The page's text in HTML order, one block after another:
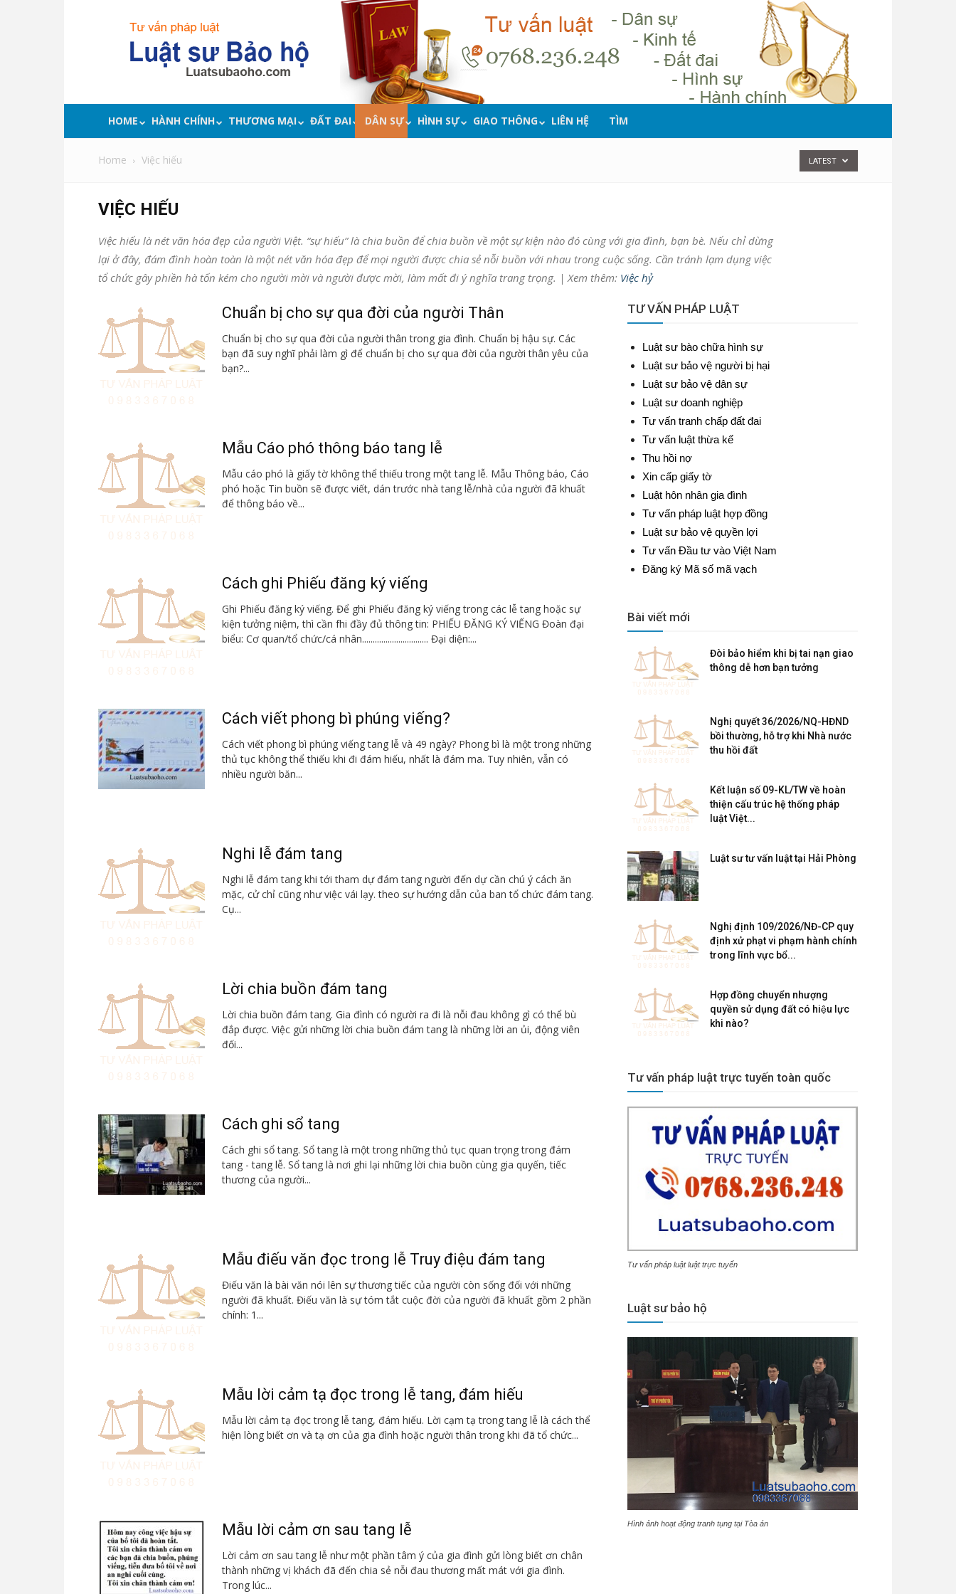
Luật
bảo
lợi,
tư
luật
HOME HÀNH CHÍNH THƯƠNG MẠI ĐẤT ĐAI DÂN SỰ HÌNH SỰ GIAO THÔNG LIÊN HỆ TÌM
Home Việc hiếu LATEST
VIỆC HIẾU
Việc hiếu là nét văn hóa đẹp của người Việt. “sự hiếu” là chia buồn để chia buồn về một sự kiện nào đó cùng với gia đình, bạn bè. Nếu chỉ dừng
lại ở đây, đám đình hoàn toàn là một nét văn hóa đẹp để mọi người được chia sẻ nỗi buồn với nhau trong cuộc sống. Cần tránh lạm dụng việc
tổ chức gây phiền hà tốn kém cho người mời và người được mời, làm mất đi ý nghĩa trang trọng. | Xem thêm: Việc hỷ
Chuẩn bị cho sự qua đời của người Thân
Chuẩn bị cho sự qua đời của người thân trong gia đình. Chuẩn bị hậu sự. Các
bạn đã suy nghĩ phải làm gì để chuẩn bị cho sự qua đời của người thân yêu của
bạn?...
Mẫu Cáo phó thông báo tang lễ
Mẫu cáo phó là giấy tờ không thể thiếu trong một tang lễ. Mẫu Thông báo, Cáo
phó hoặc Tin buồn sẽ được viết, dán trước nhà tang lễ/nhà của người đã khuất
để thông báo về...
Cách ghi Phiếu đăng ký viếng
Ghi Phiếu đăng ký viếng. Để ghi Phiếu đăng ký viếng trong các lễ tang hoặc sự
kiện tưởng niệm, thì cần fhi đầy đủ thông tin: PHIẾU ĐĂNG KÝ VIẾNG Đoàn đại
biểu: Cơ quan/tổ chức/cá nhân............................... Đại diện:...
Cách viết phong bì phúng viếng?
Cách viết phong bì phúng viếng tang lễ và 49 ngày? Phong bì là một trong những
thủ tục không thể thiếu khi đi đám hiếu, nhất là đám ma. Tuy nhiên, vẫn có
nhiều người băn...
Nghi lễ đám tang
Nghi lễ đám tang khi tới tham dự đám tang người đến dự cần chú ý cách ăn
mặc, cử chỉ cũng như việc vái lạy. theo sự hướng dẫn của ban tổ chức đám tang.
Cụ...
Lời chia buồn đám tang
Lời chia buồn đám tang. Gia đình có người ra đi là nỗi đau không gì có thể bù
đắp được. Việc gửi những lời chia buồn đám tang là những lời an ủi, động viên
đối...
Cách ghi sổ tang
Cách ghi sổ tang. Sổ tang là một trong những thủ tục quan trọng trong đám
tang - tang lễ. Sổ tang là nơi ghi lại những lời chia buồn cùng gia quyến, tiếc
thương của người...
Mẫu điếu văn đọc trong lễ Truy điệu đám tang
Điếu văn là bài văn nói lên sự thương tiếc của người còn sống đối với những
người đã khuất. Điếu văn là sự tóm tắt cuộc đời của người đã khuất gồm 2 phần
chính: 1...
Mẫu lời cảm tạ đọc trong lễ tang, đám hiếu
Mẫu lời cảm tạ đọc trong lễ tang, đám hiếu. Lời cạm tạ trong tang lễ là cách thể
hiện lòng biết ơn và tạ ơn của gia đình hoặc người thân trong khi đã tổ chức...
Mẫu lời cảm ơn sau tang lễ
Lời cảm ơn sau tang lễ như một phần tâm ý của gia đình gửi lòng biết ơn chân
thành những vị khách đã đến chia sẻ nỗi đau thương mất mát với gia đình.
Trong lúc...
TƯ VẤN PHÁP LUẬT
Luật sư bào chữa hình sự
Luật sư bảo vệ người bị hại
Luật sư bảo vệ dân sự
Luật sư doanh nghiệp
Tư vấn tranh chấp đất đai
Tư vấn luật thừa kế
Thu hồi nợ
Xin cấp giấy tờ
Luật hôn nhân gia đình
Tư vấn pháp luật hợp đồng
Luật sư bảo vệ quyền lợi
Tư vấn Đầu tư vào Việt Nam
Đăng ký Mã số mã vạch
Bài viết mới
Đòi bảo hiểm khi bị tai nạn giao
thông dễ hơn bạn tưởng
Nghị quyết 36/2026/NQ-HĐND
bồi thường, hỗ trợ khi Nhà nước
thu hồi đất
Kết luận số 09-KL/TW về hoàn
thiện cấu trúc hệ thống pháp
luật Việt...
Luật sư tư vấn luật tại Hải Phòng
Nghị định 109/2026/NĐ-CP quy
định xử phạt vi phạm hành chính
trong lĩnh vực bổ...
Hợp đồng chuyển nhượng
quyền sử dụng đất có hiệu lực
khi nào?
Tư vấn pháp luật trực tuyến toàn quốc
Tư vấn pháp luật luật trực tuyến
Luật sư bảo hộ
Hình ảnh hoạt động tranh tụng tại Tòa án